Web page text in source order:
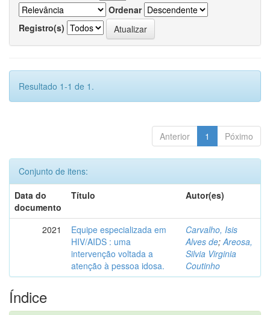
Ordenar
Registro(s)
Resultado 1-1 de 1.
Anterior 1 Póximo
Conjunto de itens:
Data do
documento
Título Autor(es)
2021
Equipe especializada em
HIV/AIDS : uma
intervenção voltada a
atenção à pessoa idosa.
Carvalho, Isis
Alves de;Areosa,
Silvia Virginia
Coutinho
Índice